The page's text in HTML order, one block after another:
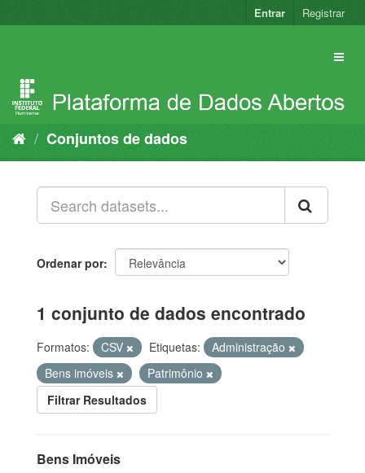
para
Entrar Registrar
Conjuntos de dados
Ordenar por
1 conjunto de dados encontrado
Formatos: CSV Etiquetas:
Administração
Bens imóveis
Patrimônio
Filtrar Resultados
Bens Imóveis